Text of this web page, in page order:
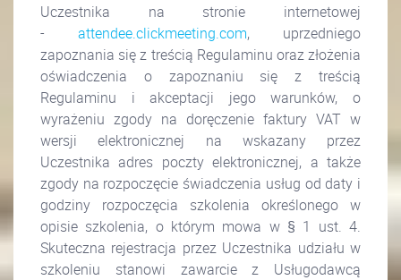
Uczestnika na stronie internetowej
- attendee.clickmeeting.com, uprzedniego
zapoznania się z treścią Regulaminu oraz złożenia
oświadczenia o zapoznaniu się z treścią
Regulaminu i akceptacji jego warunków, o
wyrażeniu zgody na doręczenie faktury VAT w
wersji elektronicznej na wskazany przez
Uczestnika adres poczty elektronicznej, a także
zgody na rozpoczęcie świadczenia usług od daty i
godziny rozpoczęcia szkolenia określonego w
opisie szkolenia, o którym mowa w § 1 ust. 4.
Skuteczna rejestracja przez Uczestnika udziału w
szkoleniu stanowi zawarcie z Usługodawcą